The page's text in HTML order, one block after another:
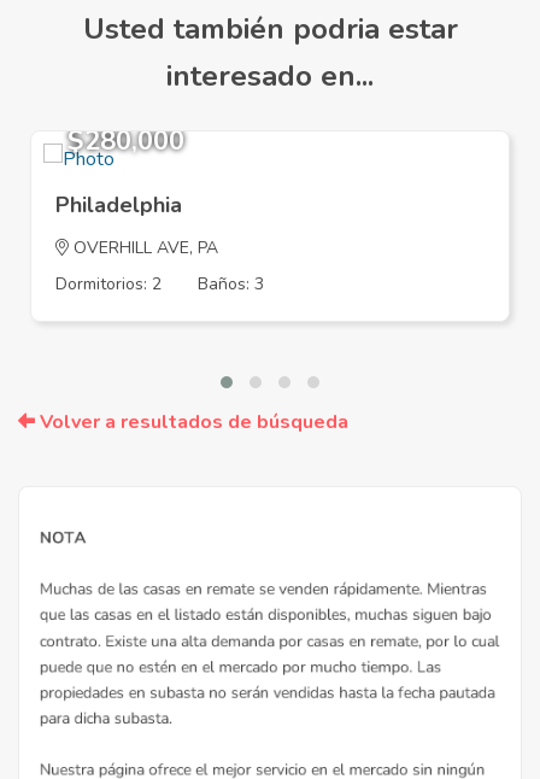
Usted también podria estar
interesado en...
$280,000
Philadelphia
OVERHILL AVE, PA
Dormitorios: 2
Baños: 3
Volver a resultados de búsqueda